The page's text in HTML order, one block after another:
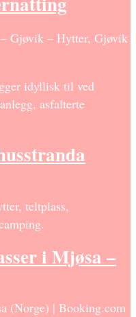
– Gjøvik – Hytter, Gjøvik
idyllisk til ved
asfalterte
teltplass,
i Mjøsa –
(Norge) | Booking.com